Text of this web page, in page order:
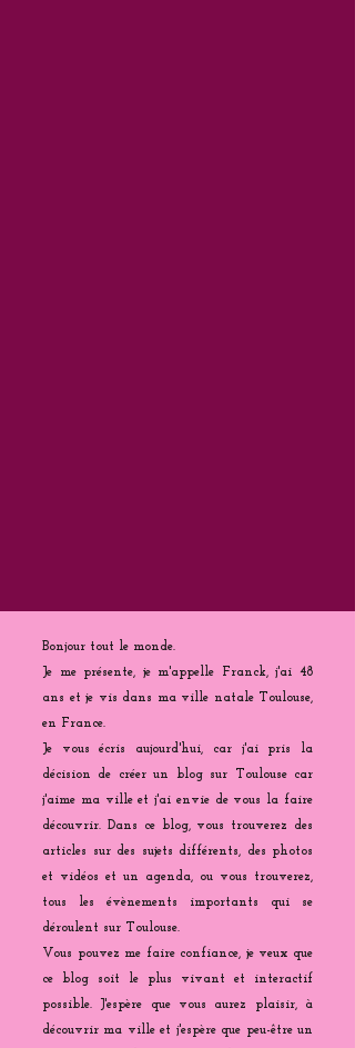
Bonjour tout le monde.
Je me présente, je m'appelle Franck, j'ai 48
ans et je vis dans ma ville natale Toulouse,
en France.
Je vous écris aujourd'hui, car j'ai pris la
décision de créer un blog sur Toulouse car
j'aime ma ville et j'ai envie de vous la faire
découvrir. Dans ce blog, vous trouverez des
articles sur des sujets différents, des photos
et vidéos et un agenda, ou vous trouverez,
tous les évènements importants qui se
déroulent sur Toulouse.
Vous pouvez me faire confiance, je veux que
ce blog soit le plus vivant et interactif
possible. J'espère que vous aurez plaisir, à
découvrir ma ville et j'espère que peu-être un